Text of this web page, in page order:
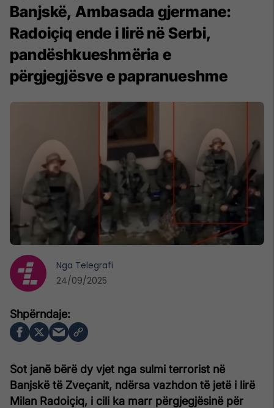
Banjskë, Ambasada gjermane:
Radoiçiq ende i lirë në Serbi,
pandëshkueshmëria e
përgjegjësve e papranueshme
Sot janë bërë dy vjet nga sulmi terrorist në
Banjskë të Zveçanit, ndërsa vazhdon të jetë i lirë
Milan Radoiçiq, i cili ka marr përgjegjësinë për
Nga Telegrafi
24/09/2025